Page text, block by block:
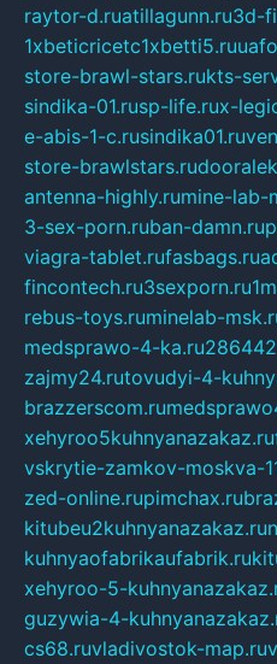
raytor-d.ruatillagunn.ru3d-
1xbeticricetc1xbetti5.ru
store-brawl-stars.rukts-
sindika-01.rusp-life.rux-
e-abis-1-c.rusindika01.ru
store-brawlstars.ru
antenna-highly.rumine-lab-
3-sex-porn.ruban-damn.ru
viagra-tablet.rufasbags.ru
fincontech.ru3sexporn.ru
rebus-toys.ruminelab-
medsprawo-4-ka.ru
zajmy24.rutovudyi-4-
brazzerscom.ru
xehyroo5kuhnyanazakaz.ru
vskrytie-zamkov-moskva-
zed-online.rupimchax.ru
kitubeu2kuhnyanazakaz.ru
kuhnyaofabrikaufabrik.ru
xehyroo-5-
guzywia-4-
cs68.ruvladivostok-map.ru